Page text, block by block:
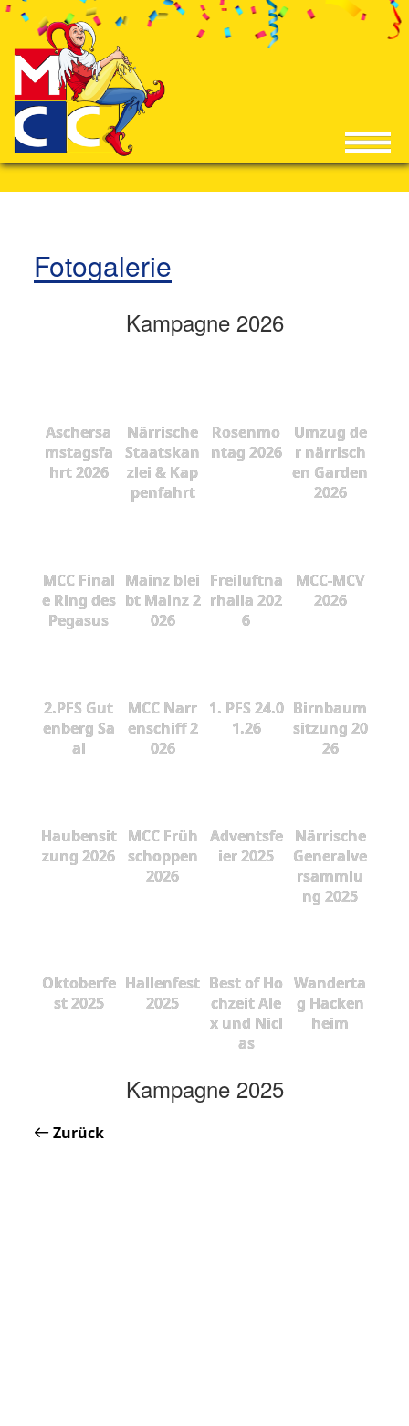
Fotogalerie
Kampagne 2026
Aschersa
mstagsfa
hrt 2026
Närrische
Staatskan
zlei & Kap
penfahrt
Rosenmo
ntag 2026
Umzug de
r närrisch
en Garden
2026
MCC Final
e Ring des
Pegasus
Mainz blei
bt Mainz 2
026
Freiluftna
rhalla 202
6
MCC-MCV
2026
2.PFS Gut
enberg Sa
al
MCC Narr
enschiff 2
026
1. PFS 24.0
1.26
Birnbaum
sitzung 20
26
Haubensit
zung 2026
MCC Früh
schoppen
2026
Adventsfe
ier 2025
Närrische
Generalve
rsammlu
ng 2025
Oktoberfe
st 2025
Hallenfest
2025
Best of Ho
chzeit Ale
x und Nicl
as
Wanderta
g Hacken
heim
Kampagne 2025
Zurück